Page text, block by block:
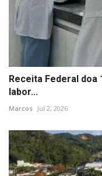
Receita Federal doa
labor...
Marcos Jul 2, 2026